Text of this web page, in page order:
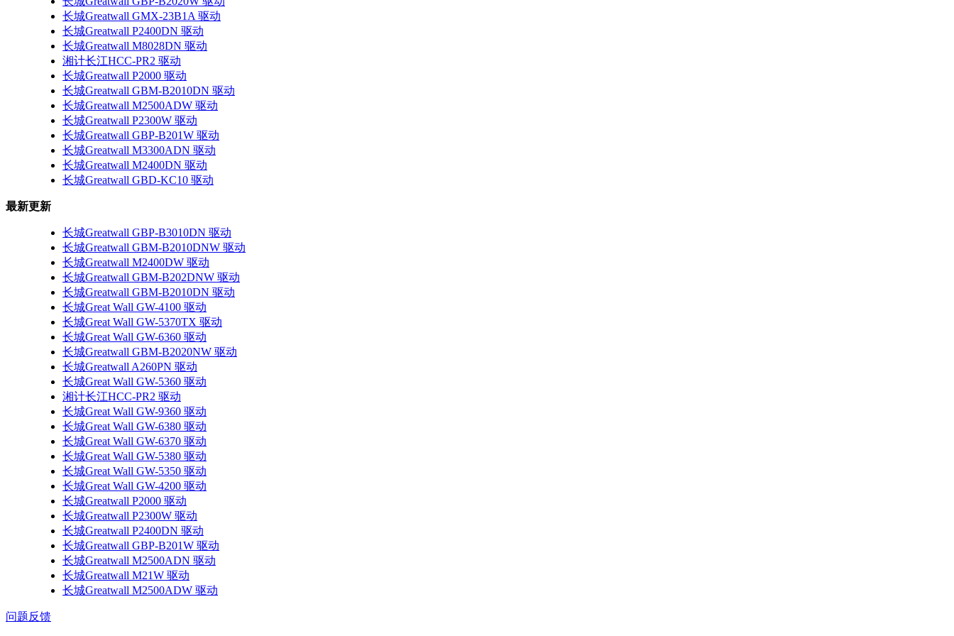
长城Greatwall GMX-23B1A 驱动
长城Greatwall P2400DN 驱动
长城Greatwall M8028DN 驱动
湘计长江HCC-PR2 驱动
长城Greatwall P2000 驱动
长城Greatwall GBM-B2010DN 驱动
长城Greatwall M2500ADW 驱动
长城Greatwall P2300W 驱动
长城Greatwall GBP-B201W 驱动
长城Greatwall M3300ADN 驱动
长城Greatwall M2400DN 驱动
长城Greatwall GBD-KC10 驱动
最新更新
长城Greatwall GBP-B3010DN 驱动
长城Greatwall GBM-B2010DNW 驱动
长城Greatwall M2400DW 驱动
长城Greatwall GBM-B202DNW 驱动
长城Greatwall GBM-B2010DN 驱动
长城Great Wall GW-4100 驱动
长城Great Wall GW-5370TX 驱动
长城Great Wall GW-6360 驱动
长城Greatwall GBM-B2020NW 驱动
长城Greatwall A260PN 驱动
长城Great Wall GW-5360 驱动
湘计长江HCC-PR2 驱动
长城Great Wall GW-9360 驱动
长城Great Wall GW-6380 驱动
长城Great Wall GW-6370 驱动
长城Great Wall GW-5380 驱动
长城Great Wall GW-5350 驱动
长城Great Wall GW-4200 驱动
长城Greatwall P2000 驱动
长城Greatwall P2300W 驱动
长城Greatwall P2400DN 驱动
长城Greatwall GBP-B201W 驱动
长城Greatwall M2500ADN 驱动
长城Greatwall M21W 驱动
长城Greatwall M2500ADW 驱动
问题反馈